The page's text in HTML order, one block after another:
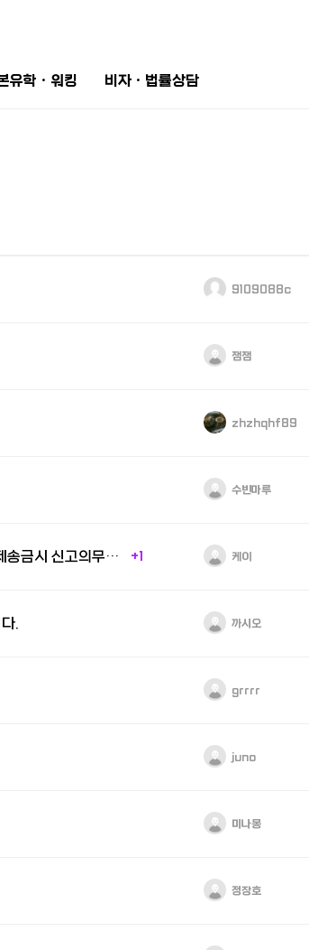
유학ㆍ워킹 비자ㆍ법률상담
9109088c
잼잼
zhzhqhf89
수빈마루
세금 : 한국에서 일본으로 100만엔 이상 국제송금시 신고의무 및 과세 여부 +1 케이
. 까시오
grrrr
juno
미나몽
정장호